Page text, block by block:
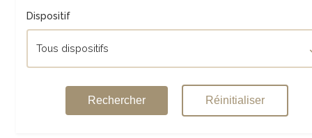
Dispositif
Tous dispositifs
Rechercher Réinitialiser